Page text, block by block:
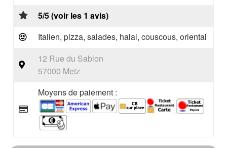
5/5 (voir les 1 avis)
Italien, pizza, salades, halal, couscous, oriental
12 Rue du Sablon
57000 Metz
Moyens de paiement :